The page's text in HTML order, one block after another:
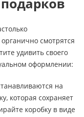
смотрятся
удивить своего
оформлении:
на
которая сохраняет
коробку в виде